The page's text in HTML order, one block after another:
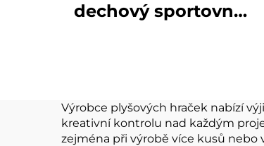
dechový sportovní
Výrobce plyšových hraček nabízí
kreativní kontrolu nad každým
zejména při výrobě více kusů